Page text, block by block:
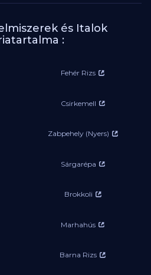
és Italok
:
Fehér Rizs
Csirkemell
Zabpehely (Nyers)
Sárgarépa
Brokkoli
Marhahús
Barna Rizs